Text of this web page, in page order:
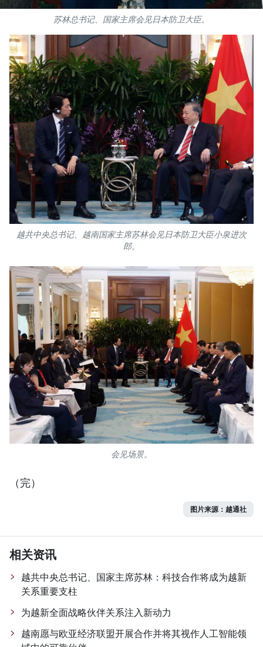
图表新闻
图库
视频
人民报社简介
TIẾNG VIỆT
ENGLISH
FRANÇAIS
РУССКИЙ
ESPAÑOL
苏林总书记、国家主席会见日本防卫大臣。
越共中央总书记、越南国家主席苏林会见日本防卫大臣小泉进次
郎。
会见场景。
（完）
图片来源：越通社
相关资讯
越共中央总书记、国家主席苏林：科技合作将成为越新
关系重要支柱
为越新全面战略伙伴关系注入新动力
越南愿与欧亚经济联盟开展合作并将其视作人工智能领